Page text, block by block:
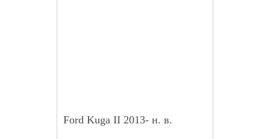
Ford Kuga II 2013- н. в.